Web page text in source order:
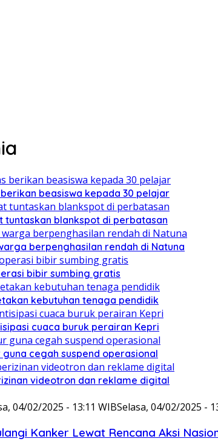
beasiswa kepada 30 pelajar
tuntaskan blankspot di perbatasan
berpenghasilan rendah di Natuna
bibir sumbing gratis
kebutuhan tenaga pendidik
cuaca buruk perairan Kepri
cegah suspend operasional
videotron dan reklame digital
04/02/2025 - 13:11 WIBSelasa, 04/02/2025 -
Kanker Lewat Rencana Aksi